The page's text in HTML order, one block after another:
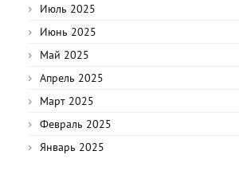
Июль 2025
Июнь 2025
Май 2025
Апрель 2025
Март 2025
Февраль 2025
Январь 2025